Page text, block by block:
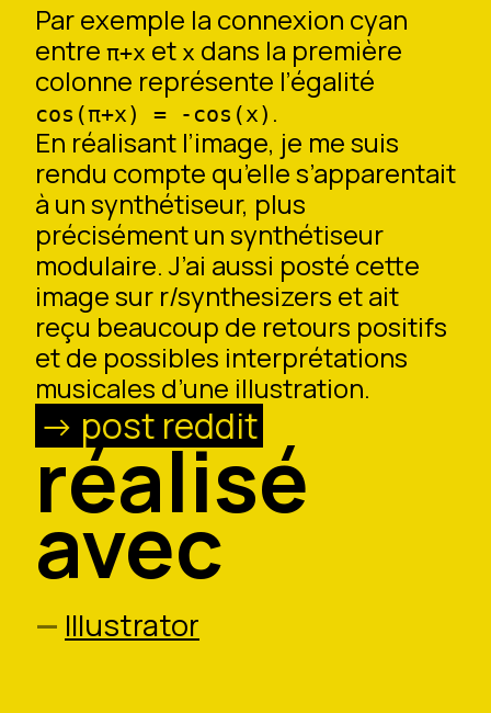
Par exemple la connexion cyan
entre π+x et x dans la première
colonne représente l’égalité
cos(π+x) = -cos(x) .
En réalisant l’image, je me suis
rendu compte qu’elle s’apparentait
à un synthétiseur, plus
précisément un synthétiseur
modulaire. J’ai aussi posté cette
image sur r/synthesizers et ait
reçu beaucoup de retours positifs
et de possibles interprétations
musicales d’une illustration.
post reddit
réalisé
avec
Illustrator